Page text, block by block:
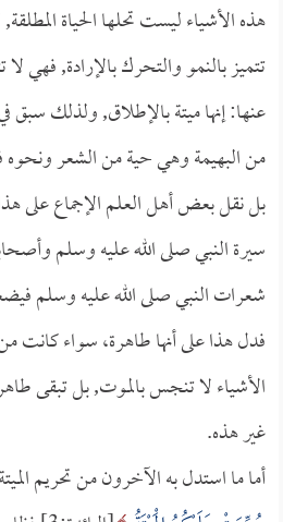
هذه الأشياء ليست تحلها الحياة المطلقة,
تتميز بالنمو والتحرك بالإرادة, فهي
عنها: إنها ميتة بالإطلاق, ولذلك
من البهيمة وهي حية من الشعر ونحوه
بل نقل بعض أهل العلم الإجماع على
سيرة النبي صلى الله عليه وسلم
شعرات النبي صلى الله عليه وسلم
فدل هذا على أنها طاهرة، سواء كانت
الأشياء لا تنجس بالموت, بل تبقى
غير هذه.
أما ما استدل به الآخرون من تحريم